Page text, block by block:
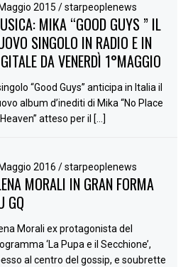
2015/ starpeoplenews
MIKA “GOOD GUYS ” IL
SINGOLO IN RADIO E IN
DA VENERDÌ 1°MAGGIO
singolo “Good Guys” anticipa in Italia il
album d’inediti di Mika “No Place
atteso per il […]
2016/ starpeoplenews
MORALI IN GRAN FORMA
GQ
Morali ex protagonista del
‘La Pupa e il Secchione’,
al centro del gossip, e soubrette